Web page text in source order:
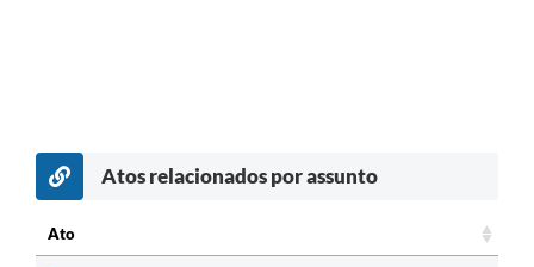
Atos relacionados por assunto
Ato